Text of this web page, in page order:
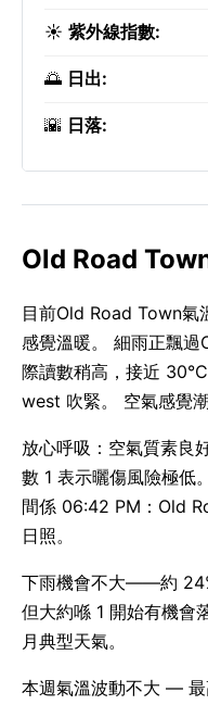
☀️ 紫外線指數:
🌅 日出:
🌇 日落:
Old Road
目前Old Road Town氣
感覺溫暖。 細雨正飄
際讀數稍高，接近
west 吹緊。 空氣感覺
放心呼吸：空氣質素良
數 1 表示曬傷風險極低
間係 06:42 PM：Old
日照。
下雨機會不大——約
但大約喺 1 開始有機會
月典型天氣。
本週氣溫波動不大 —